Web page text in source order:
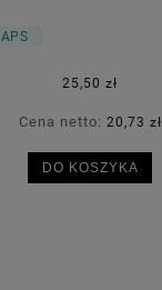
APS
25,50 zł
Cena netto: 20,73 zł
DO KOSZYKA